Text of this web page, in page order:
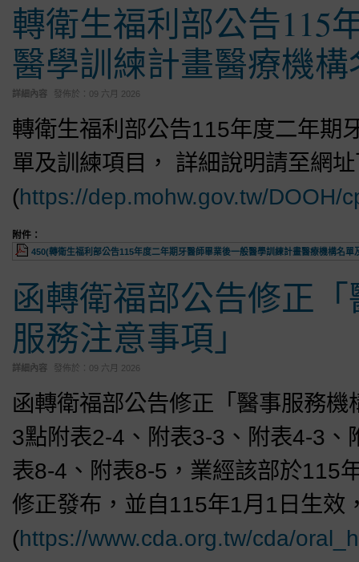
轉衛生福利部公告115
醫學訓練計畫醫療機
詳細內容 發佈於： 09 六月 2026
轉衛生福利部公告115年度二年期
單及訓練項目， 詳細說明請至網
(https://dep.mohw.gov.tw/DOOH/
附件：
450(轉衛生福利部公告115年度二年期牙醫師畢業後一般醫學訓練計畫醫療機構名單
函轉衛福部公告修正
服務注意事項」
詳細內容 發佈於： 09 六月 2026
函轉衛福部公告修正「醫事服務
3點附表2-4、附表3-3、附表4-3
表8-4、附表8-5，業經該部於115
修正發布，並自115年1月1日生效
(https://www.cda.org.tw/cda/